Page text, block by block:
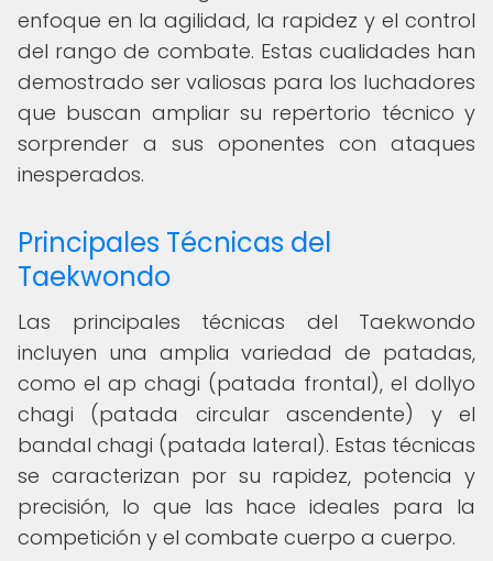
enfoque en la agilidad, la rapidez y el control
del rango de combate. Estas cualidades han
demostrado ser valiosas para los luchadores
que buscan ampliar su repertorio técnico y
sorprender a sus oponentes con ataques
inesperados.
Principales Técnicas del
Taekwondo
Las principales técnicas del Taekwondo
incluyen una amplia variedad de patadas,
como el ap chagi (patada frontal), el dollyo
chagi (patada circular ascendente) y el
bandal chagi (patada lateral). Estas técnicas
se caracterizan por su rapidez, potencia y
precisión, lo que las hace ideales para la
competición y el combate cuerpo a cuerpo.